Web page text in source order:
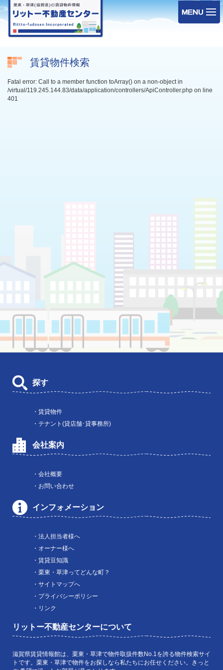
賃貸物件検索
Fatal error: Call to a member function toArray() on a non-object in
/virtual/119.245.144.83/data/application/controllers/ApiController.php on line
401
探す
・賃貸物件
・テナント(貸店舗･貸事務所)
会社案内
・会社概要
・お問い合わせ
インフォメーション
・法人担当者様へ
・オーナー様へ
・賃貸豆知識
・栗東・草津ってどんな町？
・サイトマップへ
・プライバシーポリシー
・リンク
リットー不動産センターについて
滋賀県賃貸情報館は、栗東・草津で物件取扱件数No.1を誇る物件検索サイ
トです。栗東・草津で物件をお探しなら私たちにお任せください。きっと